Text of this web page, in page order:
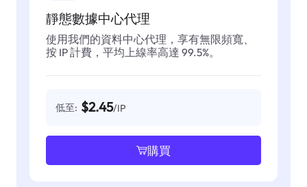
靜態數據中心代理
使用我們的資料中心代理，享有無限頻寬、
按 IP 計費，平均上線率高達 99.5%。
低至: $2.45/IP
購買